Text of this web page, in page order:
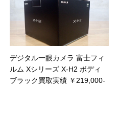
デジタル一眼カメラ 富士フィ
ルム Xシリーズ X-H2 ボディ
ブラック買取実績 ￥219,000-